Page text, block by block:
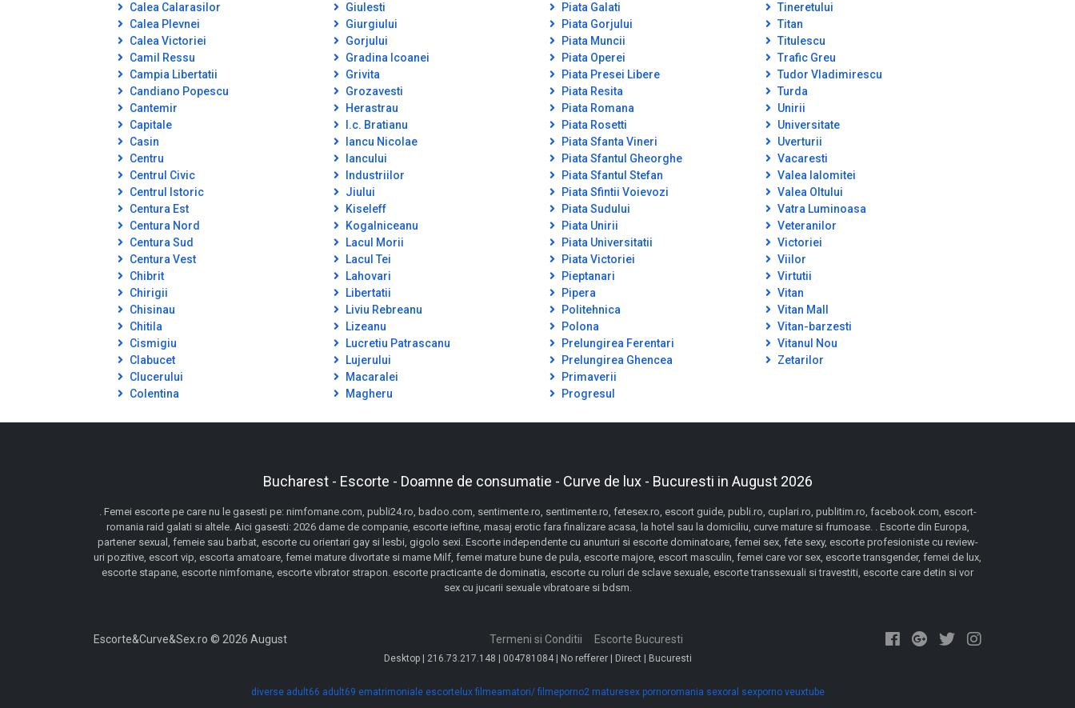
Calea Calarasilor
Calea Plevnei
Calea Victoriei
Camil Ressu
Campia Libertatii
Candiano Popescu
Cantemir
Capitale
Casin
Centru
Centrul Civic
Centrul Istoric
Centura Est
Centura Nord
Centura Sud
Centura Vest
Chibrit
Chirigii
Chisinau
Chitila
Cismigiu
Clabucet
Clucerului
Colentina
Giulesti
Giurgiului
Gorjului
Gradina Icoanei
Grivita
Grozavesti
Herastrau
I.c. Bratianu
Iancu Nicolae
Iancului
Industriilor
Jiului
Kiseleff
Kogalniceanu
Lacul Morii
Lacul Tei
Lahovari
Libertatii
Liviu Rebreanu
Lizeanu
Lucretiu Patrascanu
Lujerului
Macaralei
Magheru
Piata Galati
Piata Gorjului
Piata Muncii
Piata Operei
Piata Presei Libere
Piata Resita
Piata Romana
Piata Rosetti
Piata Sfanta Vineri
Piata Sfantul Gheorghe
Piata Sfantul Stefan
Piata Sfintii Voievozi
Piata Sudului
Piata Unirii
Piata Universitatii
Piata Victoriei
Pieptanari
Pipera
Politehnica
Polona
Prelungirea Ferentari
Prelungirea Ghencea
Primaverii
Progresul
Tineretului
Titan
Titulescu
Trafic Greu
Tudor Vladimirescu
Turda
Unirii
Universitate
Uverturii
Vacaresti
Valea Ialomitei
Valea Oltului
Vatra Luminoasa
Veteranilor
Victoriei
Viilor
Virtutii
Vitan
Vitan Mall
Vitan-barzesti
Vitanul Nou
Zetarilor
Bucharest - Escorte - Doamne de consumatie - Curve de lux - Bucuresti in August 2026
. Femei escorte pe care nu le gasesti pe: nimfomane.com, publi24.ro, badoo.com, sentimente.ro, sentimente.ro, fetesex.ro, escort guide, publi.ro, cuplari.ro, publitim.ro, facebook.com, escort-
romania raid galati si altele. Aici gasesti: 2026 dame de companie, escorte ieftine, masaj erotic fara finalizare acasa, la hotel sau la domiciliu, curve mature si frumoase. . Escorte din Europa,
partener sexual, femeie sau barbat, escorte cu orientari gay si lesbi, gigolo sexi. Escorte independente cu anunturi si escorte dominatoare, femei sex, fete sexy, escorte profesioniste cu review-
uri pozitive, escort vip, escorta amatoare, femei mature divortate si mame Milf, femei mature bune de pula, escorte majore, escort masculin, femei care vor sex, escorte transgender, femei de lux,
escorte stapane, escorte nimfomane, escorte vibrator strapon. escorte practicante de dominatia, escorte cu roluri de sclave sexuale, escorte transsexuali si travestiti, escorte care detin si vor
sex cu jucarii sexuale vibratoare si bdsm.
Escorte&Curve&Sex.ro © 2026 August Termeni si Conditii Escorte Bucuresti
Desktop | 216.73.217.148 | 004781084 | No refferer | Direct | Bucuresti
diverse adult66 adult69 ematrimoniale escortelux filmeamatori/ filmeporno2 maturesex pornoromania sexoral sexporno veuxtube